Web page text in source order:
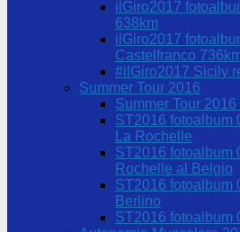
ilGiro2017
638km
ilGiro2017
Castelfranco
#ilGiro2017 Sicily
Summer Tour 2016
Summer Tour
ST2016 fotoalbum
La Rochelle
ST2016 fotoalbum
Rochelle al Belgio
ST2016 fotoalbum
Berlino
ST2016 fotoalbum